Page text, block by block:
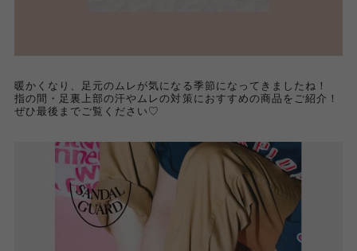
暖かくなり、足元のムレが気になる季節になってきましたね！
指の間・足裏上部の汗やムレの対策におすすめの商品をご紹介！
ぜひ最後までご覧ください♡